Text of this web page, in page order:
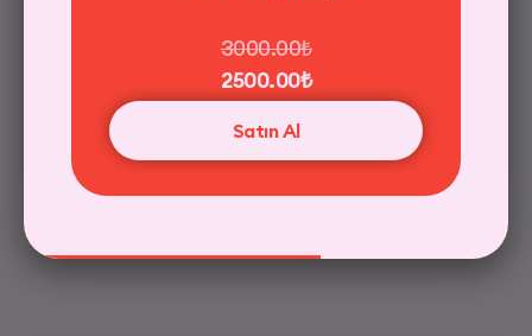
65.00₺ Satın Al
3000.00₺
2500.00₺
Satın Al